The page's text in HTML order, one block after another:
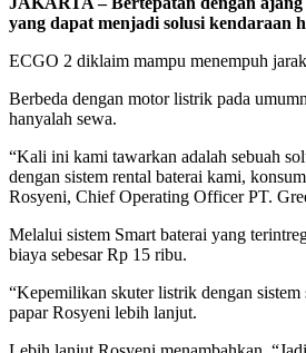
yang dapat menjadi solusi kendaraan
ECGO 2 diklaim mampu menempuh
Berbeda dengan motor listrik pada
hanyalah sewa.
“Kali ini kami tawarkan adalah sebuah
dengan sistem rental baterai kami,
Rosyeni, Chief Operating Officer PT.
Melalui sistem Smart baterai yang
biaya sebesar Rp 15 ribu.
“Kepemilikan skuter listrik dengan sistem
papar Rosyeni lebih lanjut.